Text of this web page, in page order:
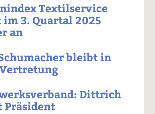
Textilservice
3. Quartal 2025
an
bleibt in
Dittrich
Präsident